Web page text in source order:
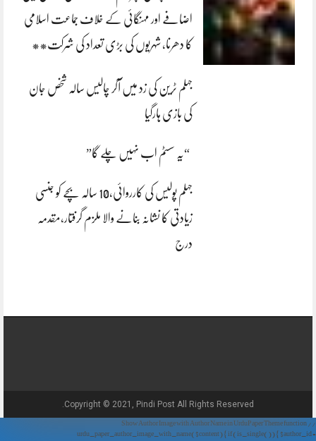
اضافے اور مہنگائی کے خلاف جماعت اسلامی
کا دھرنا، شہریوں کی بڑی تعداد کی شرکت**
جہلم ٹرین کی زد میں آکر چالیس سالہ شخص جان
کی بازی ہارگیا
“یہ سسٹم اب نہیں چلے گا”
جہلم پولیس کی کارروائی،10 سالہ بچے کو جنسی
زیادتی کا نشانہ بنانے والا ملزم گرفتار،مقدمہ
درج
Copyright © 2021, Pindi Post All Rights Reserved.
// Show Author Image with Author Name in UrduPaper Theme function
urdu_paper_author_image_with_name($content) { if (is_single()) { $author_id =